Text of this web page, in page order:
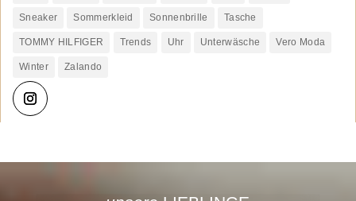
Sneaker Sommerkleid Sonnenbrille Tasche
TOMMY HILFIGER Trends Uhr Unterwäsche Vero Moda
Winter Zalando